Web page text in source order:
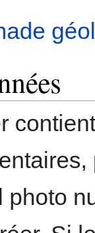
photo